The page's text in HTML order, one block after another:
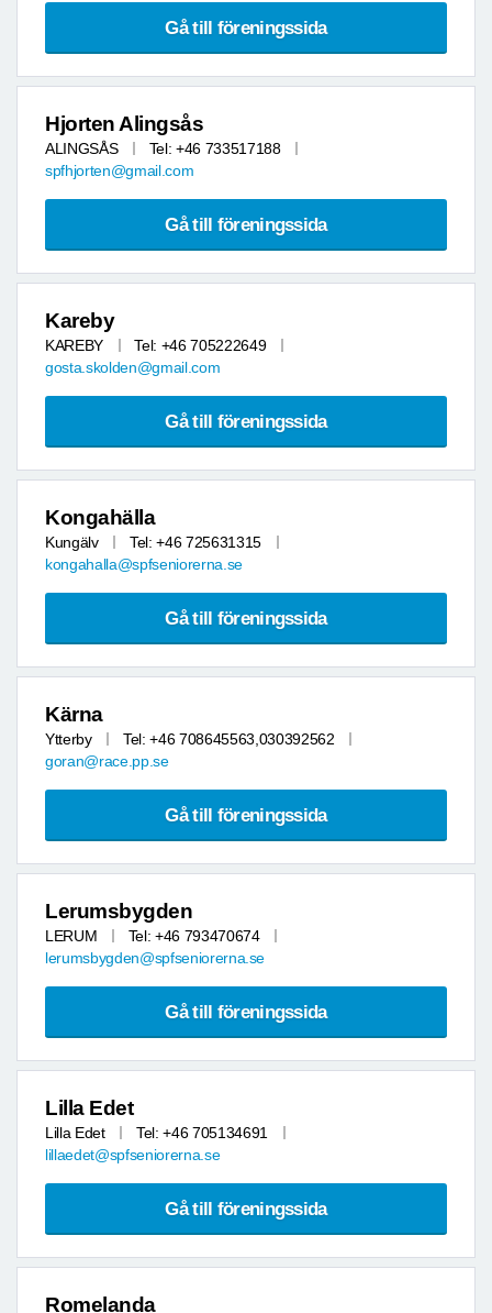
Gå till föreningssida
Hjorten Alingsås
ALINGSÅS
Tel: +46 733517188
spfhjorten@gmail.com
Gå till föreningssida
Kareby
KAREBY
Tel: +46 705222649
gosta.skolden@gmail.com
Gå till föreningssida
Kongahälla
Kungälv
Tel: +46 725631315
kongahalla@spfseniorerna.se
Gå till föreningssida
Kärna
Ytterby
Tel: +46 708645563,030392562
goran@race.pp.se
Gå till föreningssida
Lerumsbygden
LERUM
Tel: +46 793470674
lerumsbygden@spfseniorerna.se
Gå till föreningssida
Lilla Edet
Lilla Edet
Tel: +46 705134691
lillaedet@spfseniorerna.se
Gå till föreningssida
Romelanda